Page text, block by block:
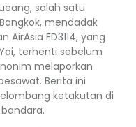
salah satu
mendadak
FD3114, yang
terhenti sebelum
melaporkan
Berita ini
ketakutan di